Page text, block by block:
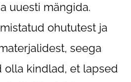
uuesti mängida.
ohututest ja
seega
olla kindlad, et lapsed